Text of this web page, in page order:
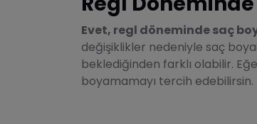
Evet, regl döneminde saç
değişiklikler nedeniyle saç
beklediğinden farklı olabilir.
boyamamayı tercih edebilirsin.